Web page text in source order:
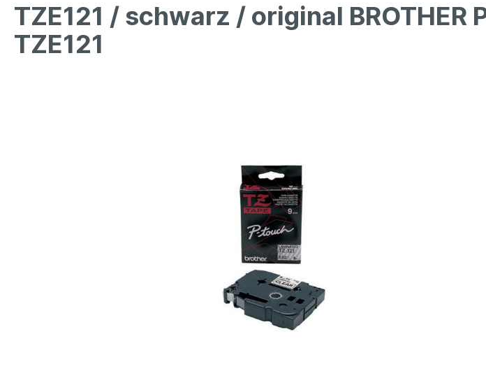
TZE121 / schwarz / original BROTHER
TZE121